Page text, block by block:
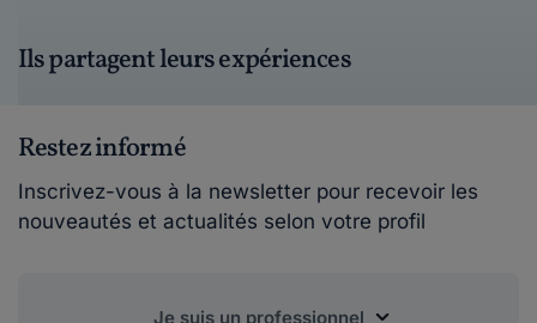
Ils partagent leurs expériences
Restez informé
Inscrivez-vous à la newsletter pour recevoir les
nouveautés et actualités selon votre profil